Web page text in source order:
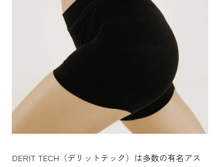
DERIT TECH（デリットテック）は多数の有名アス